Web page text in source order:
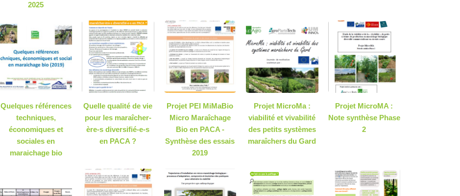
2025
Quelques références
techniques,
économiques et
sociales en
maraichage bio
Quelle qualité de vie
pour les maraîcher-
ère-s diversifié-e-s
en PACA ?
Projet PEI MiMaBio
Micro Maraîchage
Bio en PACA -
Synthèse des essais
2019
Projet MicroMa :
viabilité et vivabilité
des petits systèmes
maraîchers du Gard
Projet MicroMA :
Note synthèse Phase
2